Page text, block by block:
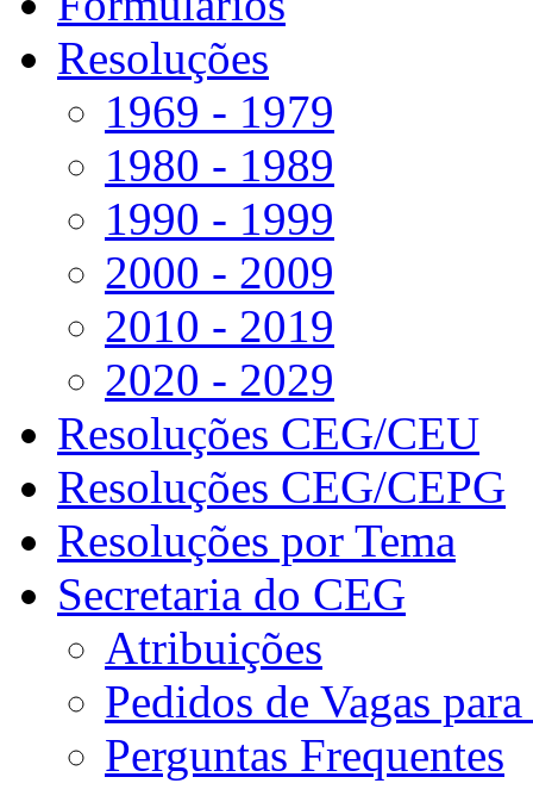
Resoluções
1969 - 1979
1980 - 1989
1990 - 1999
2000 - 2009
2010 - 2019
2020 - 2029
Resoluções CEG/CEU
Resoluções CEG/CEPG
Resoluções por Tema
Secretaria do CEG
Atribuições
Pedidos de Vagas
Perguntas Frequentes